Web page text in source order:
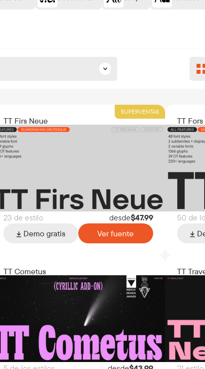
SUPERVENTAS
TT Firs Neue
23 de estilo desde$47.99
Demo gratis
Ver fuente
TT Fors
50 de
TT Cometus TT